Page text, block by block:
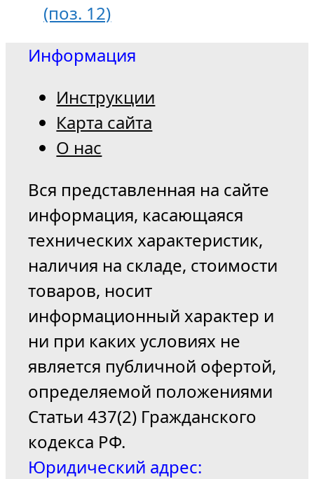
(поз. 12)
Информация
Инструкции
Карта сайта
О нас
Вся представленная на сайте
информация, касающаяся
технических характеристик,
наличия на складе, стоимости
товаров, носит
информационный характер и
ни при каких условиях не
является публичной офертой,
определяемой положениями
Статьи 437(2) Гражданского
кодекса РФ.
Юридический адрес: